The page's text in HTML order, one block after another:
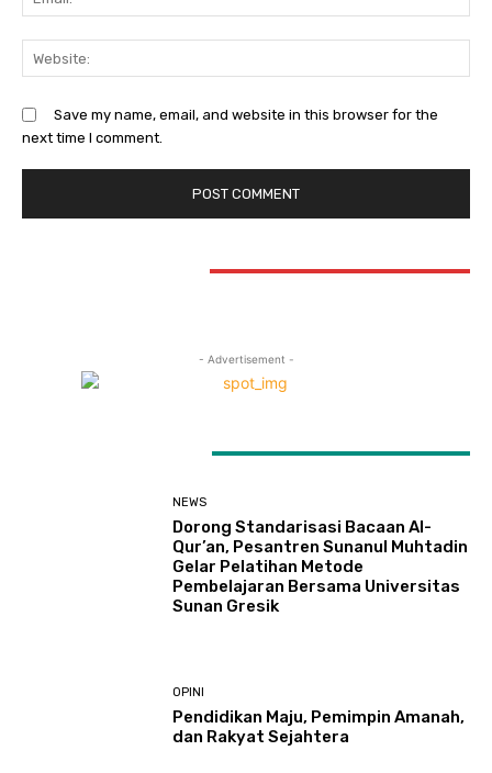
Save my name, email, and website in this browser for the
next time I comment.
- Advertisement -
NEWS
Dorong Standarisasi Bacaan Al-
Qur’an, Pesantren Sunanul Muhtadin
Gelar Pelatihan Metode
Pembelajaran Bersama Universitas
Sunan Gresik
OPINI
Pendidikan Maju, Pemimpin Amanah,
dan Rakyat Sejahtera